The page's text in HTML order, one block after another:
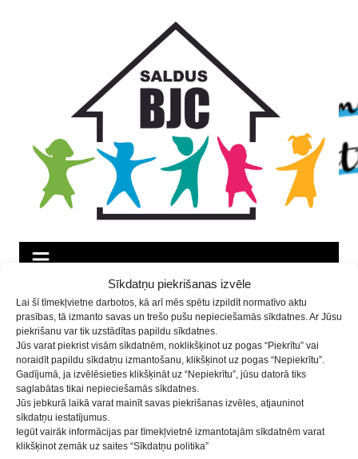
Sīkdatņu piekrišanas izvēle
Lai šī tīmekļvietne darbotos, kā arī mēs spētu izpildīt normatīvo aktu
prasības, tā izmanto savas un trešo pušu nepieciešamās sīkdatnes. Ar Jūsu
piekrišanu var tik uzstādītas papildu sīkdatnes.
Jūs varat piekrist visām sīkdatnēm, noklikšķinot uz pogas “Piekrītu” vai
noraidīt papildu sīkdatņu izmantošanu, klikšķinot uz pogas “Nepiekrītu”.
Gadījumā, ja izvēlēsieties klikšķināt uz “Nepiekrītu”, jūsu datorā tiks
saglabātas tikai nepieciešamās sīkdatnes.
Jūs jebkurā laikā varat mainīt savas piekrišanas izvēles, atjauninot
sīkdatņu iestatījumus.
Iegūt vairāk informācijas par tīmekļvietnē izmantotajām sīkdatnēm varat
klikšķinot zemāk uz saites “Sīkdatņu politika”
Ezeres pamatskolas folkloras
kopa “Luste” piedalījās
tradicionālās muzicēšanas
konkursa ” Klaberjakte” finālā
09.05.2025 Aktualitātes
26.aprīlī Ezeres pamatskolas folkloras kopa “Luste”